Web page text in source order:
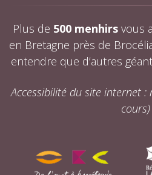
Plus de 500 menhirs vous
en Bretagne près de
entendre que d’autres
Accessibilité du site internet
cours)